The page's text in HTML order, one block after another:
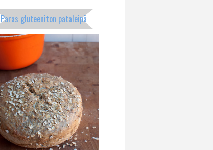
Paras gluteeniton pataleipä